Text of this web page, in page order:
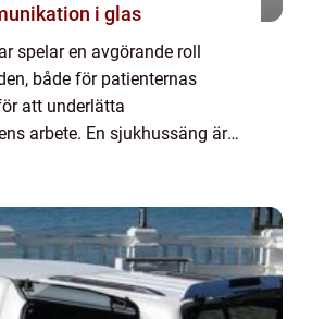
i glas
spelar en avgörande roll
både för patienternas
att underlätta
arbete. En sjukhussäng är